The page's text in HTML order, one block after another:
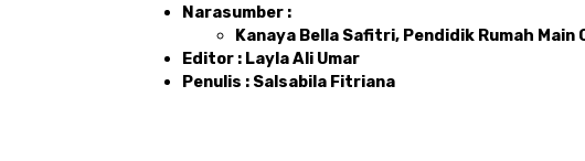
Narasumber :
Kanaya Bella Safitri, Pendidik Rumah Main
Editor : Layla Ali Umar
Penulis : Salsabila Fitriana